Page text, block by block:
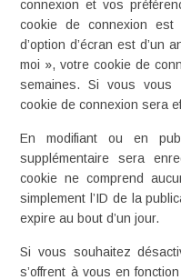
connexion et vos
cookie de connexion
d’option d’écran est d’un
moi », votre cookie de
semaines. Si vous vous
cookie de connexion sera
En modifiant ou en
supplémentaire sera
cookie ne comprend
simplement l’ID de la
expire au bout d’un jour.
Si vous souhaitez
s’offrent à vous en